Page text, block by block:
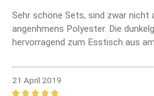
Sehr schöne Sets, sind zwar nicht
angenhmens Polyester. Die
hervorragend zum Esstisch aus
21 April 2019